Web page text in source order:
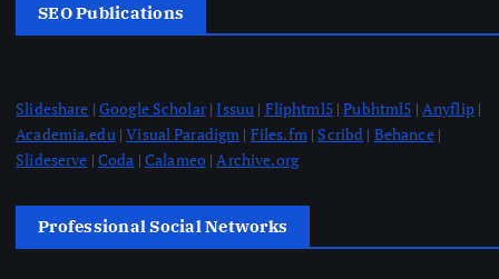
SEO Publications
Slideshare | Google Scholar|Issuu | Fliphtml5|Pubhtml5 | Anyflip|
Academia.edu|Visual Paradigm | Files.fm| Scribd | Behance|
Slideserve | Coda | Calameo|Archive.org
Professional Social Networks